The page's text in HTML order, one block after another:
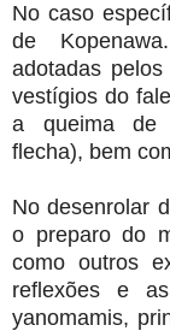
No caso
de
adotadas
vestígios do
a queima de
flecha), bem
No desenrolar
o preparo do
como outros
reflexões e
yanomamis,